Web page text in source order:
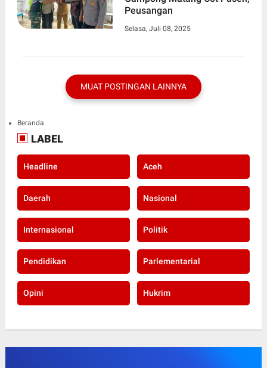
Peusangan
Selasa, Juli 08, 2025
MUAT POSTINGAN LAINNYA
Beranda
LABEL
Headline Aceh
Daerah Nasional
Internasional Politik
Pendidikan Parlementarial
Opini Hukrim